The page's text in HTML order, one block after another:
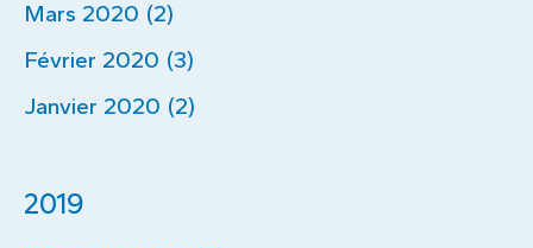
Mars 2020 (2)
Février 2020 (3)
Janvier 2020 (2)
2019